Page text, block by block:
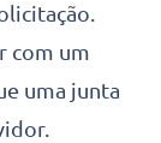
com um
uma junta